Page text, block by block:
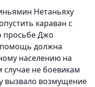
Нетаньяху
караван с
просьбе Джо
помощь должна
населению на
случае не боевикам
вызвало возмущение